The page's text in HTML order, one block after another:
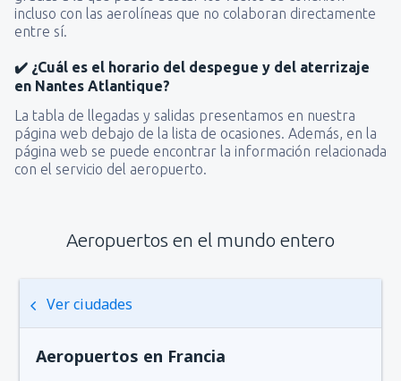
incluso con las aerolíneas que no colaboran directamente
entre sí.
✔️ ¿Cuál es el horario del despegue y del aterrizaje
en Nantes Atlantique?
La tabla de llegadas y salidas presentamos en nuestra
página web debajo de la lista de ocasiones. Además, en la
página web se puede encontrar la información relacionada
con el servicio del aeropuerto.
Aeropuertos en el mundo entero
Ver ciudades
Aeropuertos en Francia